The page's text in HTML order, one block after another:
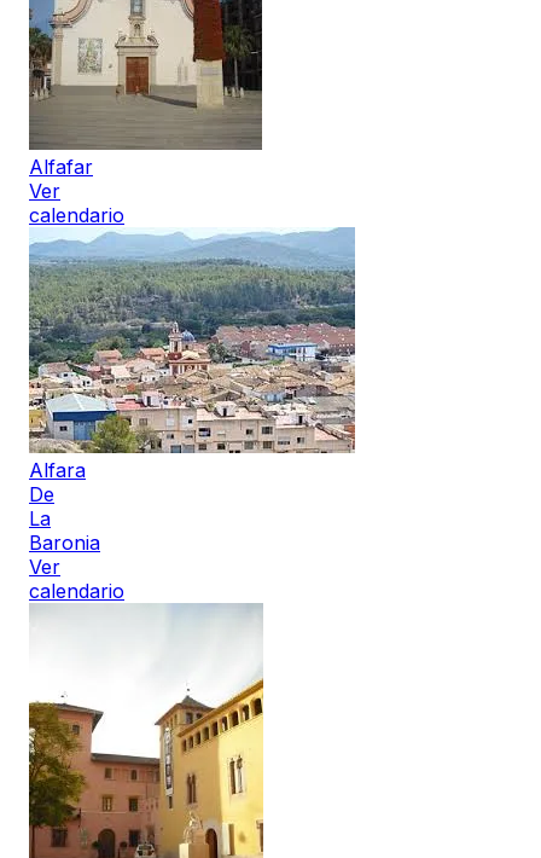
Alfafar
Ver
calendario
Alfara
De
La
Baronia
Ver
calendario